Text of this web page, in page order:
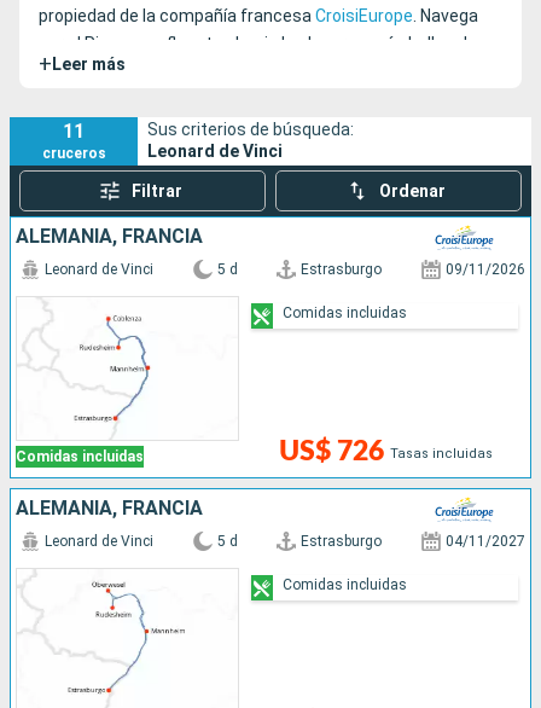
propiedad de la compañía francesaCroisiEurope. Navega
por el Rin y sus afluentes hacia los lugares más bellos de
esta parte de Europa.
+ Leer más
11
cruceros
Sus criterios de búsqueda:
Leonard de Vinci
Filtrar Ordenar
ALEMANIA, FRANCIA
Comidas incluidas
Leonard de Vinci 5 d Estrasburgo 09/11/2026
US$ 726 Tasas incluidas
Comidas incluidas
ALEMANIA, FRANCIA
Leonard de Vinci 5 d Estrasburgo 04/11/2027
Comidas incluidas